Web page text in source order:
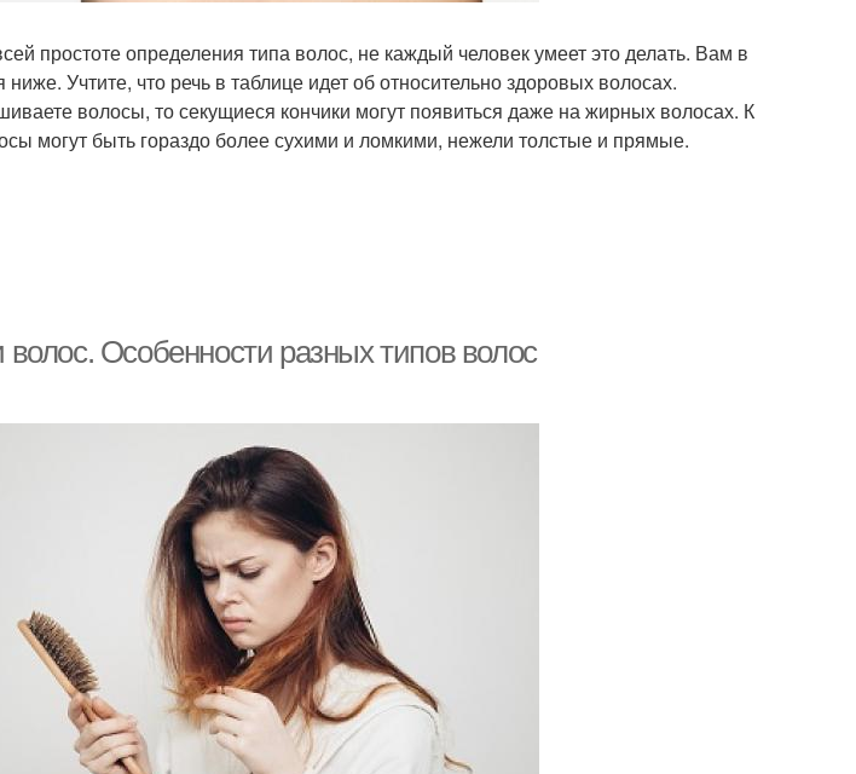
простоте определения типа волос, не каждый человек умеет это делать. Вам в
Учтите, что речь в таблице идет об относительно здоровых волосах.
волосы, то секущиеся кончики могут появиться даже на жирных волосах. К
могут быть гораздо более сухими и ломкими, нежели толстые и прямые.
Особенности разных типов волос